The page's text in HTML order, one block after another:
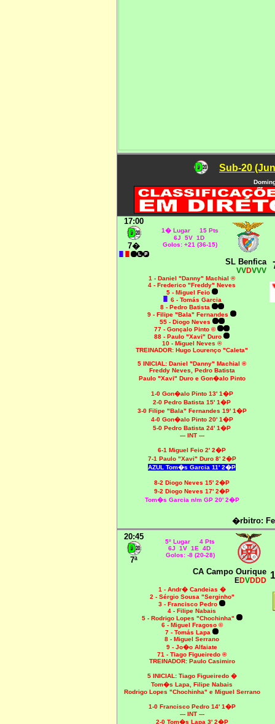
Sub-20
17:00
7�
1� Lugar 15 Pts
6J 5V 1D
Golos: +21 (36-15)
SL Benfica
VVDVVV
1 - Daniel "Danny" Machial ®
4 - Frederico "Freddy" Neves
5 - Miguel Feio
6 - Tomás Garcia
8 - Pedro Batista
9 - Filipe "Bala" Fernandes
55 - Diogo Neves
77 - Gonçalo Pinto ©
88 - Paulo "Xavi" Duro
10 - Miguel Neves ®
TREINADOR: Hugo Lourenço "Caleta"
5 INICIAL: Daniel "Danny" Machial ®
Freddy Neves, Pedro Batista
Paulo "Xavi" Duro e Gon�alo Pinto
1-0 Gon�alo Pinto 13' 1�P
2-0 Pedro Batista 15' 1�P
3-0 Filipe "Bala" Fernandes 19' 1�P
4-0 Gon�alo Pinto 20' 1�P
5-0 Pedro Batista 24' 1�P
--- INT ---
6-1 Miguel Feio 2' 2�P
7-1 Paulo "Xavi" Duro 8' 2�P
AZUL Tom�s Garcia 11' 2�P
8-2 Diogo Neves 15' 2�P
9-2 Diogo Neves 17' 2�P
Tom�s Garcia n/m GP 20' 2�P
�rbitro:
20:45
7ª
5º Lugar 4 Pts
6J 1V 1E 4D
Golos: -8 (20-28)
CA Campo Ourique
EDVDDD
1 - Andr� Candeias �
2 - Sérgio Sousa "Serginho"
3 - Francisco Pedro
4 - Filipe Nabais
5 - Rodrigo Lopes "Chochinha"
6 - Miguel Fragoso ©
7 - Tomás Lapa
8 - Miguel Serrano
9 - Jo�o Alfaiate
71 - Tiago Figueiredo ®
TREINADOR: Paulo Casimiro
5 INICIAL: Tiago Figueiredo �
Tom�s Lapa, Filipe Nabais
Rodrigo Lopes "Chochinha" e Miguel Serrano
1-0 Francisco Pedro 14' 1�P
--- INT ---
2-0 Tom�s Lapa 3' 2�P